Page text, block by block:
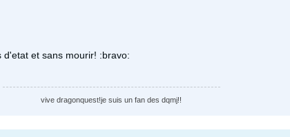
et sans mourir! :bravo:
vive dragonquest!je suis un fan des dqmj!!